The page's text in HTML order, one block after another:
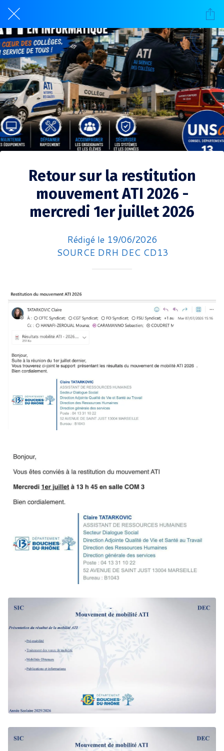
Retour sur la restitution
mouvement ATI 2026 -
mercredi 1er juillet 2026
Rédigé le 19/06/2026
SOURCE DRH DEC CD13